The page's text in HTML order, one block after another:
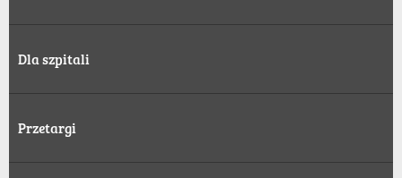
Dla szpitali
Przetargi